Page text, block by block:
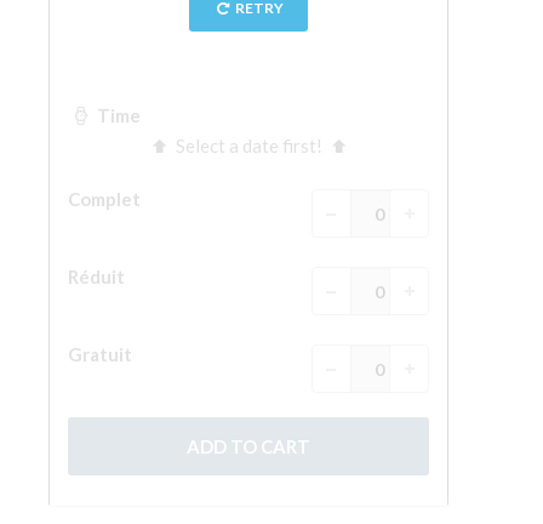
Le Palazzo Vecchio
Réserver
FRANÇAIS